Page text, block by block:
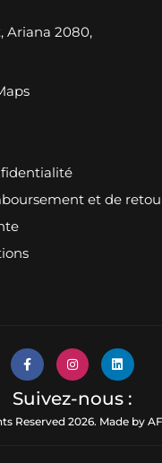
Ariana 2080,
et de
Reserved 2026. Made by
Suivez-nous :